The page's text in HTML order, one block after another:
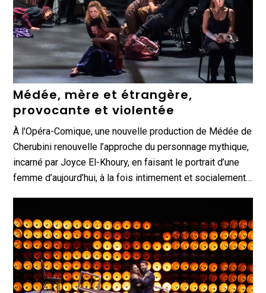
Médée, mère et étrangère,
provocante et violentée
À l'Opéra-Comique, une nouvelle production de Médée de
Cherubini renouvelle l’approche du personnage mythique,
incarné par Joyce El-Khoury, en faisant le portrait d’une
femme d’aujourd’hui, à la fois intimement et socialement…